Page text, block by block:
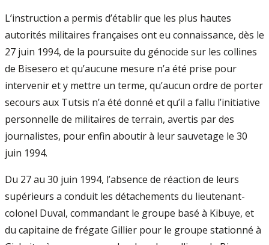
L’instruction a permis d’établir que les plus hautes
autorités militaires françaises ont eu connaissance, dès le
27 juin 1994, de la poursuite du génocide sur les collines
de Bisesero et qu’aucune mesure n’a été prise pour
intervenir et y mettre un terme, qu’aucun ordre de porter
secours aux Tutsis n’a été donné et qu’il a fallu l’initiative
personnelle de militaires de terrain, avertis par des
journalistes, pour enfin aboutir à leur sauvetage le 30
juin 1994.
Du 27 au 30 juin 1994, l’absence de réaction de leurs
supérieurs a conduit les détachements du lieutenant-
colonel Duval, commandant le groupe basé à Kibuye, et
du capitaine de frégate Gillier pour le groupe stationné à